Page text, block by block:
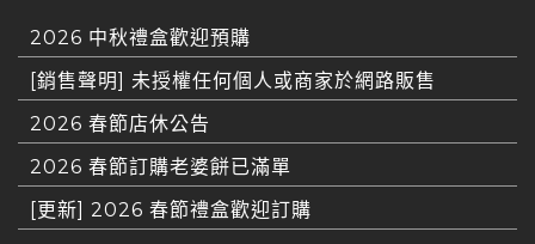
2026 中秋禮盒歡迎預購
[銷售聲明] 未授權任何個人或商家於網路販售
2026 春節店休公告
2026 春節訂購老婆餅已滿單
[更新] 2026 春節禮盒歡迎訂購